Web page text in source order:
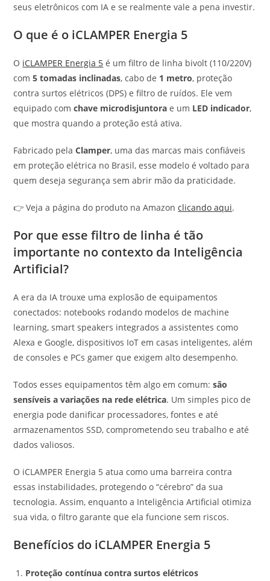
seus eletrônicos com IA e se realmente vale a pena investir.
O que é o iCLAMPER Energia 5
O iCLAMPER Energia 5 é um filtro de linha bivolt (110/220V)
com5 tomadas inclinadas, cabo de 1 metro, proteção
contra surtos elétricos (DPS) e filtro de ruídos. Ele vem
equipado comchave microdisjuntora e um LED indicador,
que mostra quando a proteção está ativa.
Fabricado pelaClamper, uma das marcas mais confiáveis
em proteção elétrica no Brasil, esse modelo é voltado para
quem deseja segurança sem abrir mão da praticidade.
👉 Veja a página do produto na Amazonclicando aqui.
Por que esse filtro de linha é tão
importante no contexto da Inteligência
Artificial?
A era da IA trouxe uma explosão de equipamentos
conectados: notebooks rodando modelos de machine
learning, smart speakers integrados a assistentes como
Alexa e Google, dispositivos IoT em casas inteligentes, além
de consoles e PCs gamer que exigem alto desempenho.
Todos esses equipamentos têm algo em comum:são
sensíveis a variações na rede elétrica. Um simples pico de
energia pode danificar processadores, fontes e até
armazenamentos SSD, comprometendo seu trabalho e até
dados valiosos.
O iCLAMPER Energia 5 atua como uma barreira contra
essas instabilidades, protegendo o “cérebro” da sua
tecnologia. Assim, enquanto a Inteligência Artificial otimiza
sua vida, o filtro garante que ela funcione sem riscos.
Benefícios do iCLAMPER Energia 5
Proteção contínua contra surtos elétricos